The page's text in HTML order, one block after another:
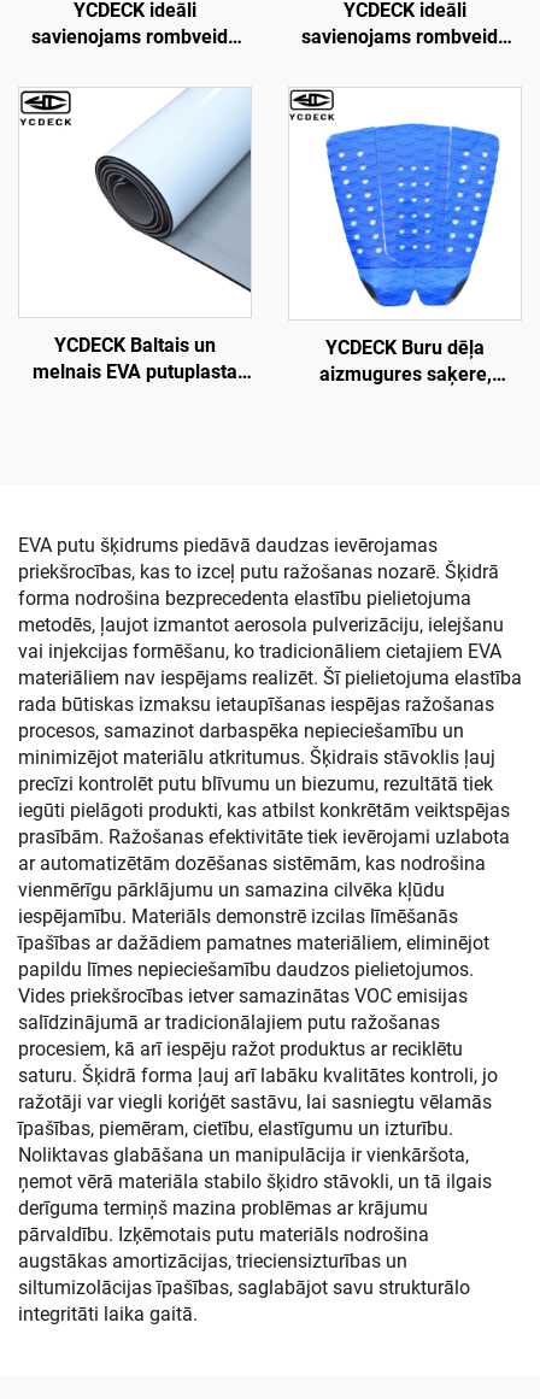
YCDECK ideāli
savienojams rombveida
loks kajakam, RV, jahtai,
baseinam, riteņbretkam,
skimbordei, pakāpienam
YCDECK ideāli
savienojams rombveida
jūras laivu grīdas
pretslīdēšanas paklājs
jahtai, motorlaivai, zvejas
laivai, sūfboardam,
kajakam
YCDECK Baltais un
melnais EVA putuplasta
YCDECK Buru dēļa
aizmugures saķere,
EVA putu šķidrums piedāvā daudzas ievērojamas
priekšrocības, kas to izceļ putu ražošanas nozarē. Šķidrā
forma nodrošina bezprecedenta elastību pielietojuma
metodēs, ļaujot izmantot aerosola pulverizāciju, ielejšanu
vai injekcijas formēšanu, ko tradicionāliem cietajiem EVA
materiāliem nav iespējams realizēt. Šī pielietojuma elastība
rada būtiskas izmaksu ietaupīšanas iespējas ražošanas
procesos, samazinot darbaspēka nepieciešamību un
minimizējot materiālu atkritumus. Šķidrais stāvoklis ļauj
precīzi kontrolēt putu blīvumu un biezumu, rezultātā tiek
iegūti pielāgoti produkti, kas atbilst konkrētām veiktspējas
prasībām. Ražošanas efektivitāte tiek ievērojami uzlabota
ar automatizētām dozēšanas sistēmām, kas nodrošina
vienmērīgu pārklājumu un samazina cilvēka kļūdu
iespējamību. Materiāls demonstrē izcilas līmēšanās
īpašības ar dažādiem pamatnes materiāliem, eliminējot
papildu līmes nepieciešamību daudzos pielietojumos.
Vides priekšrocības ietver samazinātas VOC emisijas
salīdzinājumā ar tradicionālajiem putu ražošanas
procesiem, kā arī iespēju ražot produktus ar reciklētu
saturu. Šķidrā forma ļauj arī labāku kvalitātes kontroli, jo
ražotāji var viegli koriģēt sastāvu, lai sasniegtu vēlamās
īpašības, piemēram, cietību, elastīgumu un izturību.
Noliktavas glabāšana un manipulācija ir vienkāršota,
ņemot vērā materiāla stabilo šķidro stāvokli, un tā ilgais
derīguma termiņš mazina problēmas ar krājumu
pārvaldību. Izķēmotais putu materiāls nodrošina
augstākas amortizācijas, trieciensizturības un
siltumizolācijas īpašības, saglabājot savu strukturālo
integritāti laika gaitā.